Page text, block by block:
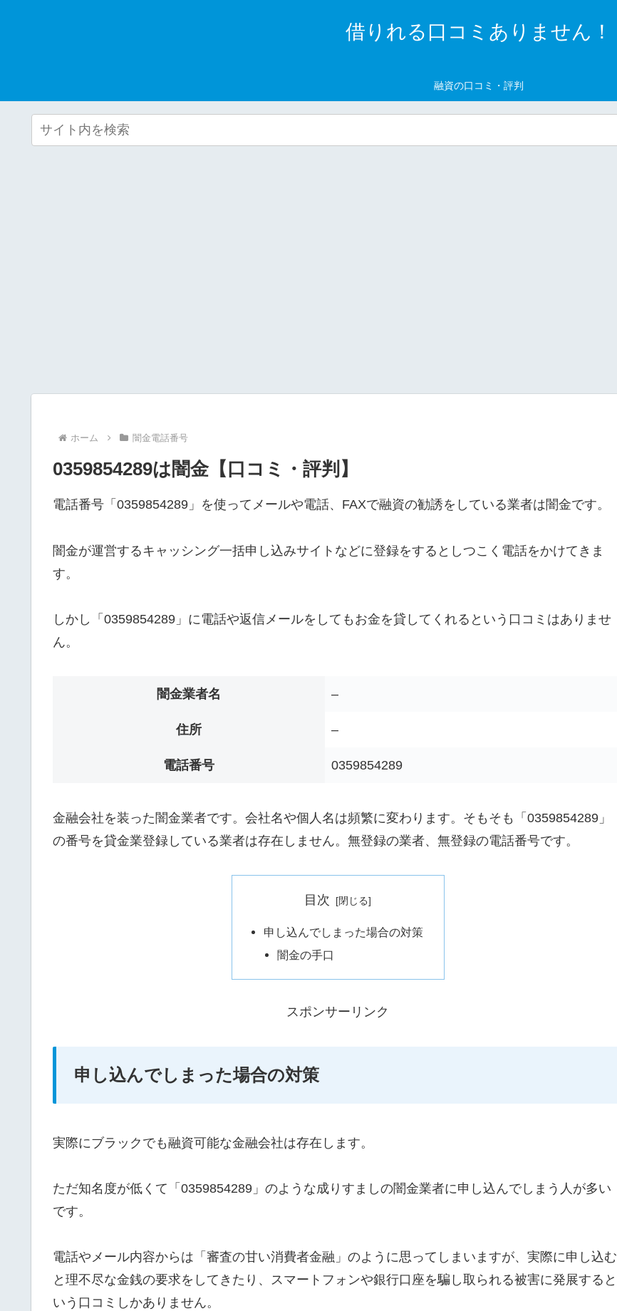
借りれる口コミありません！
融資の口コミ・評判
ホーム 闇金電話番号
0359854289は闇金【口コミ・評判】
電話番号「0359854289」を使ってメールや電話、FAXで融資の勧誘をしている業者は闇金です。
闇金が運営するキャッシング一括申し込みサイトなどに登録をするとしつこく電話をかけてきま
す。
しかし「0359854289」に電話や返信メールをしてもお金を貸してくれるという口コミはありませ
ん。
闇金業者名 –
住所 –
電話番号 0359854289
金融会社を装った闇金業者です。会社名や個人名は頻繁に変わります。そもそも「0359854289」
の番号を貸金業登録している業者は存在しません。無登録の業者、無登録の電話番号です。
目次
申し込んでしまった場合の対策
闇金の手口
スポンサーリンク
申し込んでしまった場合の対策
実際にブラックでも融資可能な金融会社は存在します。
ただ知名度が低くて「0359854289」のような成りすましの闇金業者に申し込んでしまう人が多い
です。
電話やメール内容からは「審査の甘い消費者金融」のように思ってしまいますが、実際に申し込む
と理不尽な金銭の要求をしてきたり、スマートフォンや銀行口座を騙し取られる被害に発展すると
いう口コミしかありません。